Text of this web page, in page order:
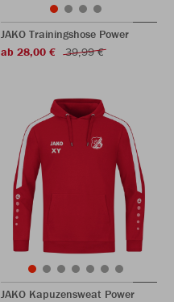
JAKO Trainingshose Power
ab 28,00 €
39,99 €
JAKO Kapuzensweat Power